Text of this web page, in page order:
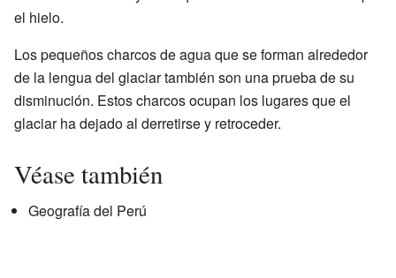
el hielo.
Los pequeños charcos de agua que se forman alrededor
de la lengua del glaciar también son una prueba de su
disminución. Estos charcos ocupan los lugares que el
glaciar ha dejado al derretirse y retroceder.
Véase también
Geografía del Perú